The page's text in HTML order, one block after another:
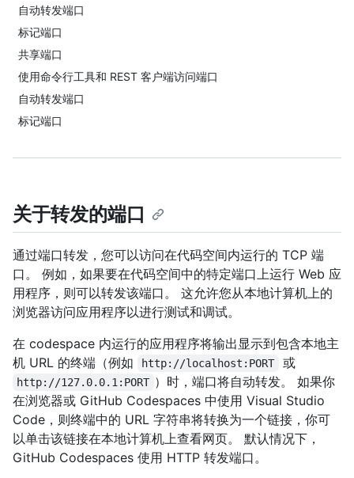
自动转发端口
标记端口
共享端口
使用命令行工具和 REST 客户端访问端口
自动转发端口
标记端口
关于转发的端口
通过端口转发，您可以访问在代码空间内运行的 TCP 端
口。 例如，如果要在代码空间中的特定端口上运行 Web 应
用程序，则可以转发该端口。 这允许您从本地计算机上的
浏览器访问应用程序以进行测试和调试。
在 codespace 内运行的应用程序将输出显示到包含本地主
机 URL 的终端（例如
http://localhost:PORT 或
http://127.0.0.1:PORT ）时，端口将自动转发。 如果你
在浏览器或 GitHub Codespaces 中使用 Visual Studio
Code，则终端中的 URL 字符串将转换为一个链接，你可
以单击该链接在本地计算机上查看网页。 默认情况下，
GitHub Codespaces 使用 HTTP 转发端口。